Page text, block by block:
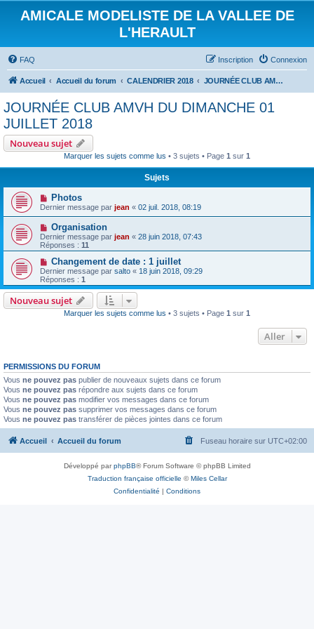
AMICALE MODELISTE DE LA VALLEE DE
L'HERAULT
FAQ Connexion
Inscription
Accueil Accueil du forum CALENDRIER 2018 JOURNÉE CLUB AMVH DU DIMANCHE 01 JUILLET 2018
JOURNÉE CLUB AMVH DU DIMANCHE 01
JUILLET 2018
Nouveau sujet
Marquer les sujets comme lus • 3 sujets • Page 1 sur 1
Sujets
Photos
Dernier message par jean « 02 juil. 2018, 08:19
Organisation
Dernier message par jean « 28 juin 2018, 07:43
Réponses : 11
Changement de date : 1 juillet
Dernier message par salto « 18 juin 2018, 09:29
Réponses : 1
Nouveau sujet
Marquer les sujets comme lus • 3 sujets • Page 1 sur 1
Aller
PERMISSIONS DU FORUM
Vous ne pouvez pas publier de nouveaux sujets dans ce forum
Vous ne pouvez pas répondre aux sujets dans ce forum
Vous ne pouvez pas modifier vos messages dans ce forum
Vous ne pouvez pas supprimer vos messages dans ce forum
Vous ne pouvez pas transférer de pièces jointes dans ce forum
Accueil Accueil du forum Fuseau horaire sur UTC+02:00
Développé parphpBB® Forum Software © phpBB Limited
Traduction française officielle ©Miles Cellar
Confidentialité | Conditions